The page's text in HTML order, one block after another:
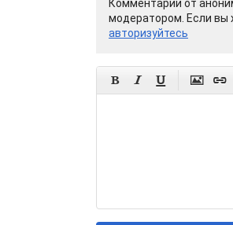
Комментарии от
модератором. Если вы
авторизуйтесь
    